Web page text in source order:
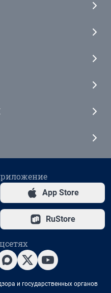
App Store
RuStore
и государственных органов